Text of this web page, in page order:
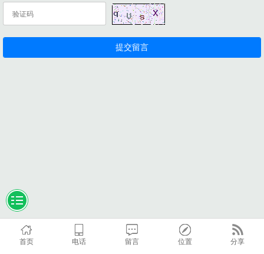
首页 电话 留言 位置 分享